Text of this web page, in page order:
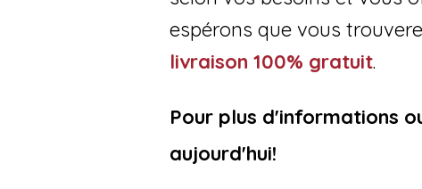
espérons que vous
livraison 100% gratuit.
Pour plus d'informations
aujourd'hui!